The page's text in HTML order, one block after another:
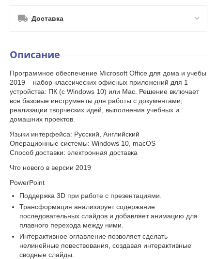
Доставка
Описание
Программное обеспечение Microsoft Office для дома и учебы
2019 – набор классических офисных приложений для 1
устройства: ПК (с Windows 10) или Mac. Решение включает
все базовые инструменты для работы с документами,
реализации творческих идей, выполнения учебных и
домашних проектов.
Языки интерфейса: Русский, Английский
Операционные системы: Windows 10, macOS
Способ доставки: электронная доставка
Что нового в версии 2019
PowerPoint
Поддержка 3D при работе с презентациями.
Трансформация анализирует содержание
последовательных слайдов и добавляет анимацию для
плавного перехода между ними.
Интерактивное оглавление позволяет сделать
нелинейные повествования, создавая интерактивные
сводные слайды.